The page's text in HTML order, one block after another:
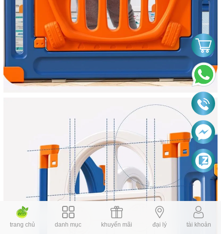
trang chủ danh mục khuyến mãi đại lý tài khoản